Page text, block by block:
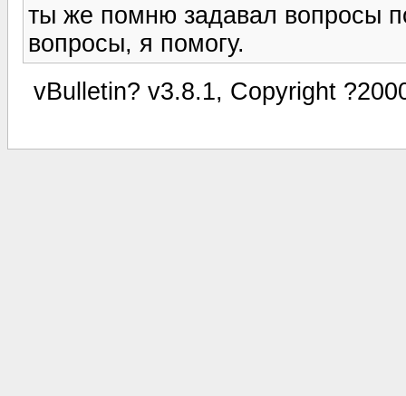
ты же помню задавал вопросы
вопросы, я помогу.
vBulletin? v3.8.1, Copyright